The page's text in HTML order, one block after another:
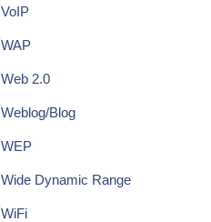
VoIP
WAP
Web 2.0
Weblog/Blog
WEP
Wide Dynamic Range
WiFi